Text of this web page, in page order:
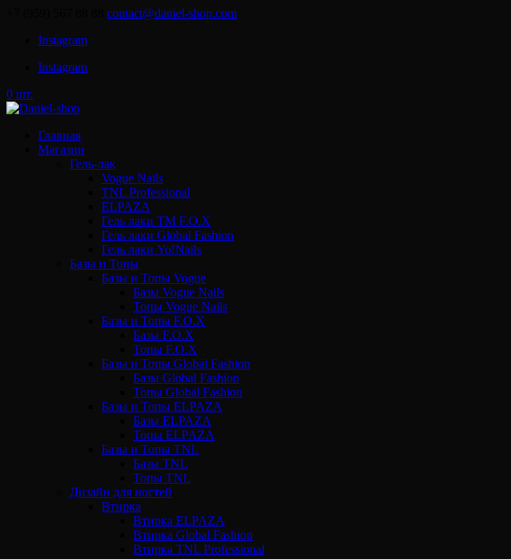
contact@daniel-shop.com
Instagram
Instagram
0 шт.
Главная
Магазин
Гель-лак
Vogue Nails
TNL Professional
ELPAZA
Гель лаки ТМ F.O.X
Гель лаки Global Fashion
Гель лаки Yo!Nails
Базы и Топы
Базы и Топы Vogue
Базы Vogue Nails
Топы Vogue Nails
Базы и Топы F.O.X
Базы F.O.X
Топы F.O.X
Базы и Топы Global Fashion
Базы Global Fashion
Топы Global Fashion
Базы и Топы ELPAZA
Базы ELPAZA
Топы ELPAZA
Базы и Топы TNL
Базы TNL
Топы TNL
Дизайн для ногтей
Втирка
Втирка ELPAZA
Втирка Global Fashion
Втирка TNL Professional